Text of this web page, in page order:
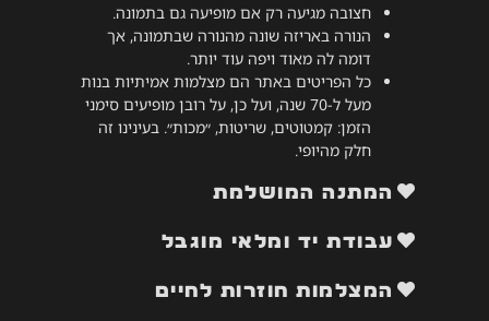
חצובה מגיעה רק אם מופיעה גם בתמונה.
הנורה באריזה שונה מהנורה שבתמונה, אך
דומה לה מאוד ויפה עוד יותר.
כל הפריטים באתר הם מצלמות אמיתיות בנות
מעל ל-70 שנה, ועל כן, על רובן מופיעים סימני
הזמן: קמטוטים, שריטות, ״מכות״. בעינינו זה
חלק מהיופי.
המתנה המושלמת
עבודת יד ומלאי מוגבל
המצלמות חוזרות לחיים